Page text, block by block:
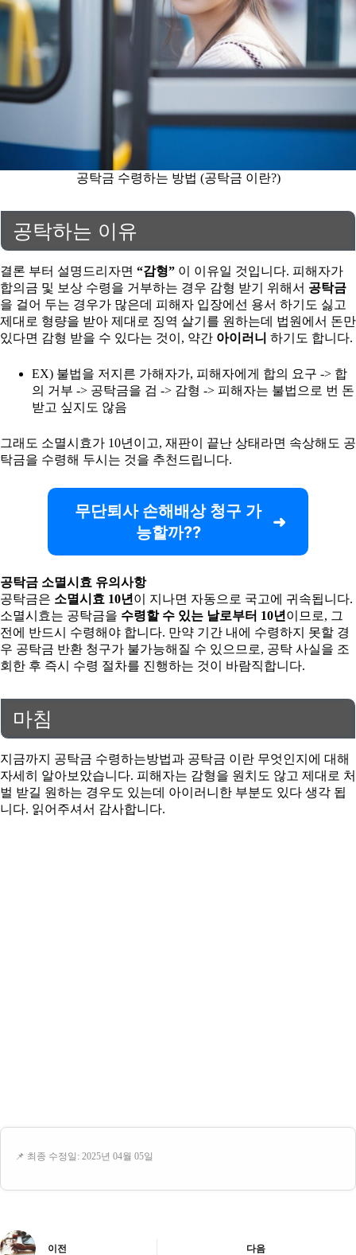
공탁금 수령하는 방법 (공탁금 이란?)
공탁하는 이유
결론 부터 설명드리자면 “감형” 이 이유일 것입니다. 피해자가
합의금 및 보상 수령을 거부하는 경우 감형 받기 위해서 공탁금
을 걸어 두는 경우가 많은데 피해자 입장에선 용서 하기도 싫고
제대로 형량을 받아 제대로 징역 살기를 원하는데 법원에서 돈만
있다면 감형 받을 수 있다는 것이, 약간 아이러니 하기도 합니다.
EX) 불법을 저지른 가해자가, 피해자에게 합의 요구 -> 합
의 거부 -> 공탁금을 검 -> 감형 -> 피해자는 불법으로 번 돈
받고 싶지도 않음
그래도 소멸시효가 10년이고, 재판이 끝난 상태라면 속상해도 공
탁금을 수령해 두시는 것을 추천드립니다.
무단퇴사 손해배상 청구 가
능할까??
공탁금 소멸시효 유의사항
공탁금은 소멸시효 10년 이 지나면 자동으로 국고에 귀속됩니다.
소멸시효는 공탁금을 수령할 수 있는 날로부터 10년 이므로, 그
전에 반드시 수령해야 합니다. 만약 기간 내에 수령하지 못할 경
우 공탁금 반환 청구가 불가능해질 수 있으므로, 공탁 사실을 조
회한 후 즉시 수령 절차를 진행하는 것이 바람직합니다.
마침
지금까지 공탁금 수령하는방법과 공탁금 이란 무엇인지에 대해
자세히 알아보았습니다. 피해자는 감형을 원치도 않고 제대로 처
벌 받길 원하는 경우도 있는데 아이러니한 부분도 있다 생각 됩
니다. 읽어주셔서 감사합니다.
📌 최종 수정일: 2025년 04월 05일
이전 다음